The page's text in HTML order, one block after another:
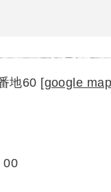
地60 [google
00